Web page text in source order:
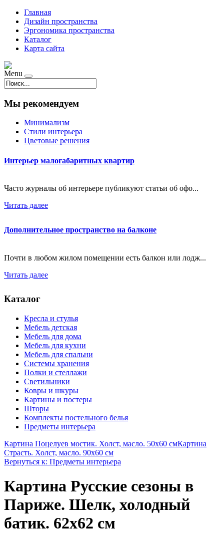
Главная
Дизайн пространства
Эргономика пространства
Каталог
Карта сайта
Menu
Мы рекомендуем
Минимализм
Стили интерьера
Цветовые решения
Интерьер малогабаритных квартир
Часто журналы об интерьере публикуют статьи об офо...
Читать далее
Дополнительное пространство на балконе
Почти в любом жилом помещении есть балкон или лодж...
Читать далее
Каталог
Кресла и стулья
Мебель детская
Мебель для дома
Мебель для кухни
Мебель для спальни
Системы хранения
Полки и стеллажи
Светильники
Ковры и шкуры
Картины и постеры
Шторы
Комплекты постельного белья
Предметы интерьера
Картина Поцелуев мостик. Холст, масло. 50х60 смКартина
Страсть. Холст, масло. 90х60 см
Вернуться к: Предметы интерьера
Картина Русские сезоны в
Париже. Шелк, холодный
батик. 62х62 см